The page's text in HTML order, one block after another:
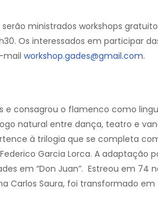
ministrados workshops
Os interessados em participar
mail workshop.gades@gmail.com.
e consagrou o flamenco como
natural entre dança, teatro e
à trilogia que se completa
Garcia Lorca. A adaptação
em “Don Juan”. Estreou em 74
Carlos Saura, foi transformado